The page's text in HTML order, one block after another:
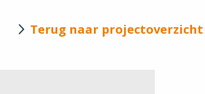
Terug naar projectoverzicht